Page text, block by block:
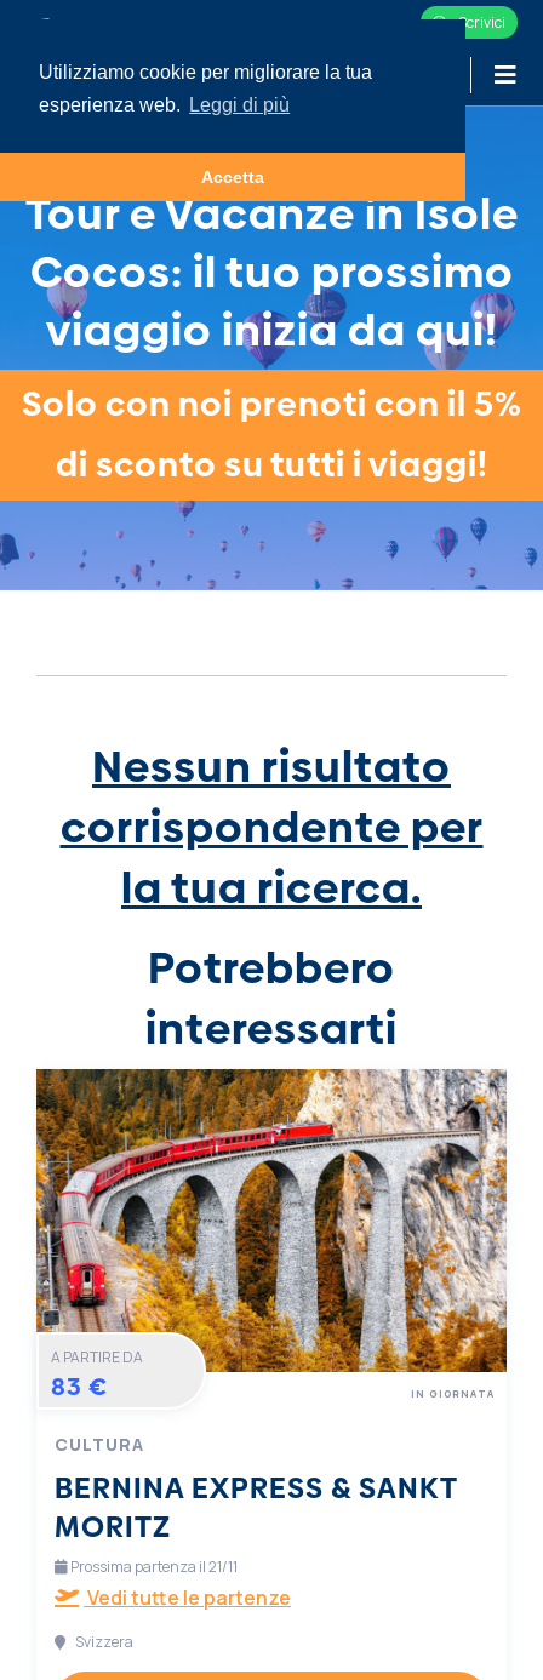
Utilizziamo cookie per migliorare la tua
esperienza web.
Leggi di più
Accetta
Scrivici
Tour e Vacanze in Isole
Cocos: il tuo prossimo
viaggio inizia da qui!
Solo con noi prenoti con il 5%
di sconto su tutti i viaggi!
Nessun risultato
corrispondente per
la tua ricerca.
Potrebbero
interessarti
A PARTIRE DA
83 €
CULTURA
BERNINA EXPRESS & SANKT
MORITZ
IN GIORNATA
Prossima partenza il 21/11
Vedi tutte le partenze
Svizzera